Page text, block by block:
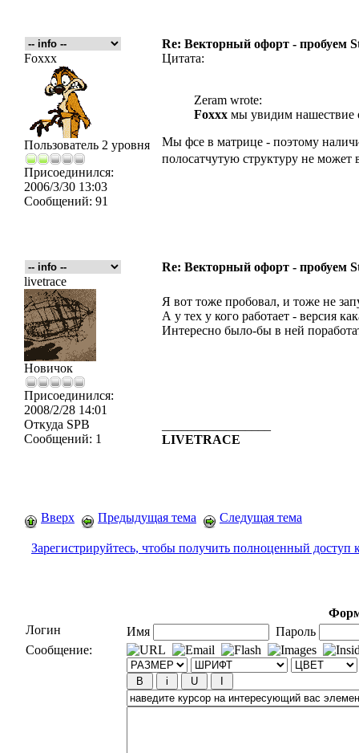
Re: Векторный офорт - пробуем
Foxxx
Пользователь 2 уровня
Присоединился:
2006/3/30 13:03
Сообщений: 91
Цитата:
Zeram wrote:
Foxxx мы увидим нашествие
Мы фсе в матрице - поэтому
полосатчутую структуру не может
Re: Векторный офорт - пробуем
livetrace
Новичок
Присоединился:
2008/2/28 14:01
Откуда SPB
Сообщений: 1
Я вот тоже пробовал, и тоже не
А у тех у кого работает - версия
Интересно было-бы в ней
LIVETRACE
Вверх Предыдущая тема Следущая тема
Зарегистрируйтесь, чтобы получить полноценный доступ
Логин
Имя
Пароль
Сообщение: